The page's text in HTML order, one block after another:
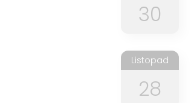
30
Listopad
28